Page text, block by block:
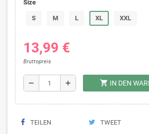
Size
S M L XL XXL
13,99 €
Bruttopreis
remove add shopping_cart IN DEN
TEILEN TWEET